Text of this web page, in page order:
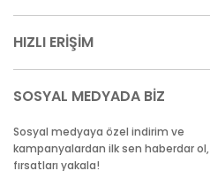
HIZLI ERİŞİM
SOSYAL MEDYADA BİZ
Sosyal medyaya özel indirim ve
kampanyalardan ilk sen haberdar ol,
fırsatları yakala!